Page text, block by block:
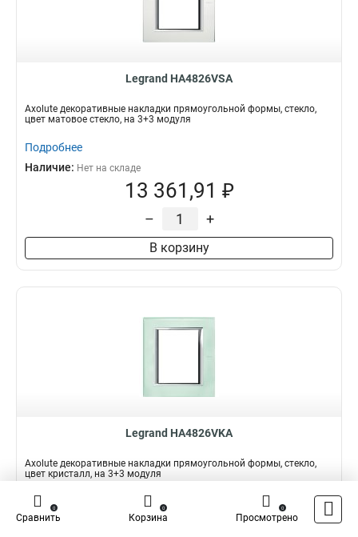
Legrand HA4826VSA
Axolute декоративные накладки прямоугольной формы, стекло,
цвет матовое стекло, на 3+3 модуля
Подробнее
Наличие: Нет на складе
13 361,91 ₽
– +
В корзину
Legrand HA4826VKA
Axolute декоративные накладки прямоугольной формы, стекло,
цвет кристалл, на 3+3 модуля
Подробнее
Наличие:
Нет на складе
Сравнить
0
Корзина
0
Просмотрено
0